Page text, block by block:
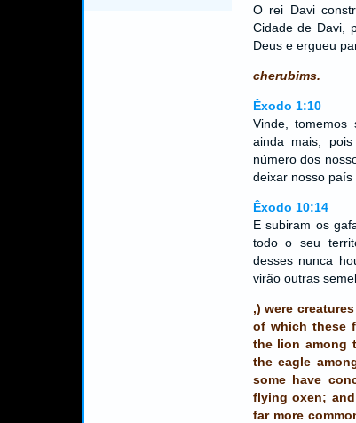
O rei Davi
Cidade de Davi,
Deus e ergueu
cherubims.
Êxodo 1:10
Vinde,
ainda mais;
número dos
deixar nosso país
Êxodo 10:14
E subiram os
todo o seu
desses nunca
virão outras
,) were
of which these
the lion among
the eagle
some have
flying oxen;
far more